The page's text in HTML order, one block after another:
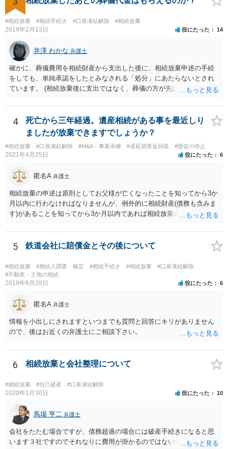
#相続放棄 #相続手続き #口座凍結解除 #相続放棄
2019年2月13日 役にたった 14
井澤 わかな 弁護士
確かに、葬儀費用を相続財産から支出した後に、相続放棄申述の手続
をしても、単純承認をしたとみなされる「処分」にあたらないとされ
ています。 (相続放棄後に支出ではなく、葬儀の方が先に来るのが通常
述の手続ということだと思いますが) ただ、葬儀費用ならいくらでもよ
いということではなく、身分相応の、社会的儀式として当然認められ
る程度の金額に留まると考えた方がよいです。 もし、相続人の皆さん
に葬儀費用を支出する経済力がなく、質素な葬儀を行った費用であれ
ば相続財産から支出しても単純承認と認められない可能性が高いの
で、相続放棄申述が受理される可能性も高いと思います。
4
死亡から三年経過。遺産相続がある事を最近しり
ましたが放棄できますでしょうか？
#相続放棄 #口座凍結解除 #M&A・事業承継 #遅延損害金回収 #督促の停止
2021年4月25日 役にたった 6
匿名A 弁護士
相続放棄の申述は原則としてお父様が亡くなったことを知ってから3か
月以内に行わなければなりませんが、例外的に相続財産(債務も含みま
す)があることを知ってから3か月以内であれば相続放棄の申述が認め
したら、早急に家裁に行って相続放棄の申述をしたい旨告げて必要な
書類を提出されることをおすすめいたします。 なお、お父様の債務が
他にもあるかもしれないというリスクを考えますと、相続放棄の申述
にあたっては、法テラスの無料相談等を利用して弁護士に相談するこ
とも十分考えられるかと存じます。また、ご記載いただいた事実関係
を拝見するかぎり、再婚相手のかたは既に相続放棄をされている可能
5 鉄道会社に賠償金とその後について
#相続放棄 #相続人調査・確定 #相続手続き #相続放棄
#口座凍結解除
#不動産・土地の相続
2019年6月28日 役にたった 6
匿名A 弁護士
情報を小出しにされますといつまでも質問と回答にキリがありません
ので、後はお近くの弁護士にご相談下さい。
6 相続放棄と会社整理について
#相続放棄 #自己破産 #口座凍結解除
2020年1月30日 役にたった 10
馬場 亨二 弁護士
会社をたたむ場合ですが、債務超過の場合には破産手続きになると思
います３社ですのでそれなりに費用が掛かるのではないでしょうか。